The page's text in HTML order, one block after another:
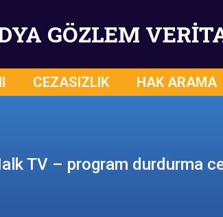
GÖZLEM
CEZASIZLIK HAK ARAMA
TV – program durdurma